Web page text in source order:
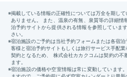
美味しい物を少しずつ
五臓六腑に染み渡る